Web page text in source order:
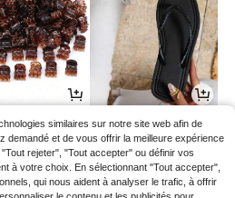
CHF6,08
similaires sur notre site web afin de
demandé et de vous offrir la meilleure expérience
rejeter", "Tout accepter" ou définir vos
à votre choix. En sélectionnant "Tout accepter",
qui nous aident à analyser le trafic, à offrir